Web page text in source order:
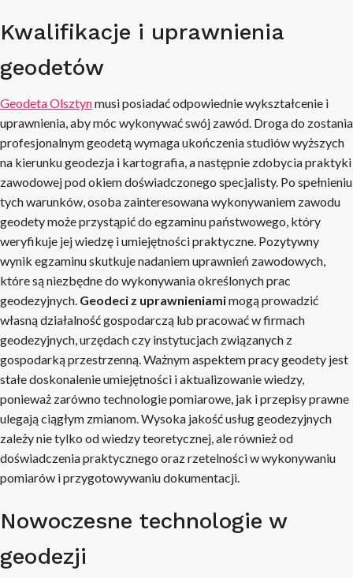
Kwalifikacje i uprawnienia
geodetów
Geodeta Olsztynmusi posiadać odpowiednie wykształcenie i
uprawnienia, aby móc wykonywać swój zawód. Droga do zostania
profesjonalnym geodetą wymaga ukończenia studiów wyższych
na kierunku geodezja i kartografia, a następnie zdobycia praktyki
zawodowej pod okiem doświadczonego specjalisty. Po spełnieniu
tych warunków, osoba zainteresowana wykonywaniem zawodu
geodety może przystąpić do egzaminu państwowego, który
weryfikuje jej wiedzę i umiejętności praktyczne. Pozytywny
wynik egzaminu skutkuje nadaniem uprawnień zawodowych,
które są niezbędne do wykonywania określonych prac
geodezyjnych. Geodeci z uprawnieniamimogą prowadzić
własną działalność gospodarczą lub pracować w firmach
geodezyjnych, urzędach czy instytucjach związanych z
gospodarką przestrzenną. Ważnym aspektem pracy geodety jest
stałe doskonalenie umiejętności i aktualizowanie wiedzy,
ponieważ zarówno technologie pomiarowe, jak i przepisy prawne
ulegają ciągłym zmianom. Wysoka jakość usług geodezyjnych
zależy nie tylko od wiedzy teoretycznej, ale również od
doświadczenia praktycznego oraz rzetelności w wykonywaniu
pomiarów i przygotowywaniu dokumentacji.
Nowoczesne technologie w
geodezji